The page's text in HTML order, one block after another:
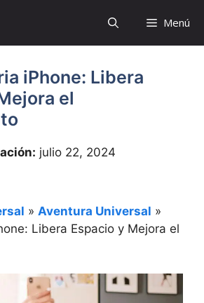
Menú
iPhone: Libera
el
julio 22, 2024
» Aventura Universal »
Libera Espacio y Mejora el